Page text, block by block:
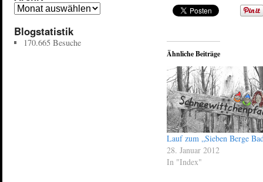
Ähnliche Beiträge
Lauf zum „Sieben Berge
28. Januar 2012
In "Index"
Blogstatistik
170.665 Besuche